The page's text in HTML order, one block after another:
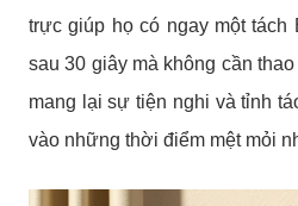
trực giúp họ có ngay một tách
sau 30 giây mà không cần
mang lại sự tiện nghi và tỉnh
vào những thời điểm mệt mỏi